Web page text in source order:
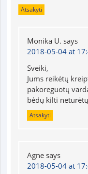
Atsakyti
Monika U. says
2018-05-04 at
Sveiki,
Jums reikėtų
pakoreguotų
bėdų kilti
Atsakyti
Agne says
2018-05-04 at